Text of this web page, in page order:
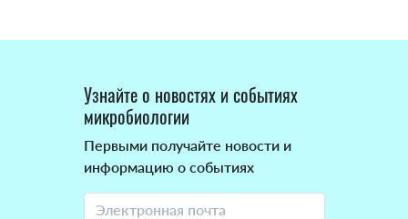
Узнайте о новостях и событиях
микробиологии
Первыми получайте новости и
информацию о событиях